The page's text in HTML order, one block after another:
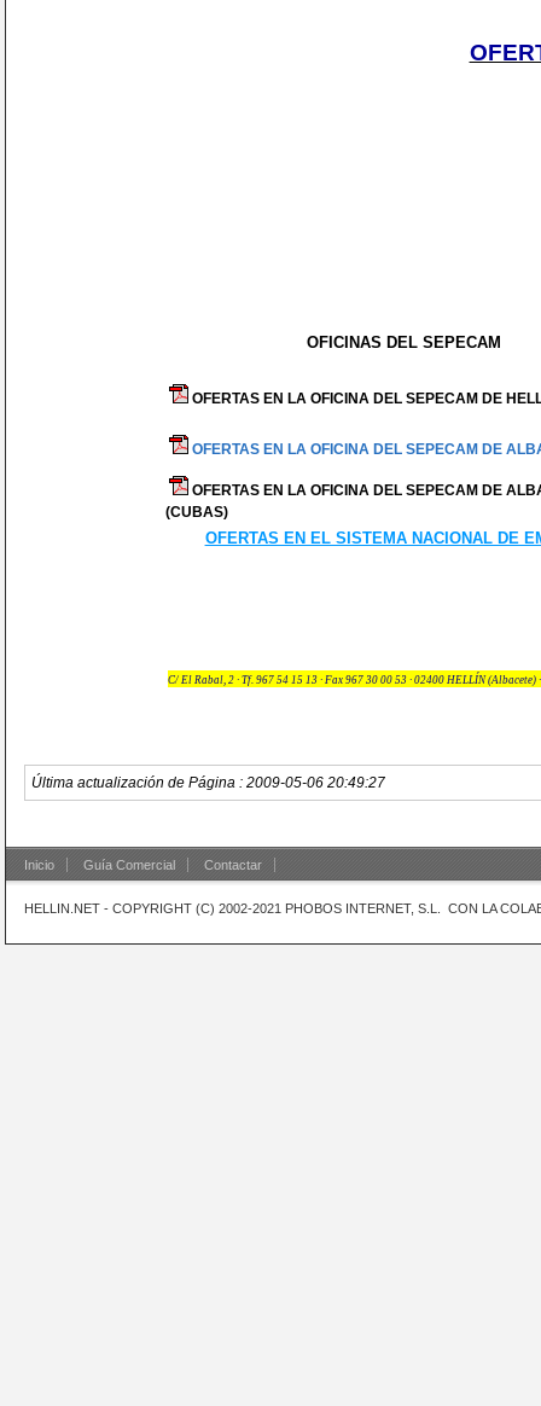
OFICINAS DEL SEPECAM
OFERTAS EN LA OFICINA DEL SEPECAM DE
OFERTAS EN LA OFICINA DEL SEPECAM DE
OFERTAS EN LA OFICINA DEL SEPECAM DE
(CUBAS)
OFERTAS EN EL SISTEMA NACIONAL DE
C/ El Rabal, 2 · Tf. 967 54 15 13 · Fax 967 30 00 53 · 02400 HELLÍN (Albacete) ·
Última actualización de Página : 2009-05-06 20:49:27
Inicio Guía Comercial Contactar
HELLIN.NET - COPYRIGHT (C) 2002-2021 PHOBOS INTERNET, S.L. CON LA